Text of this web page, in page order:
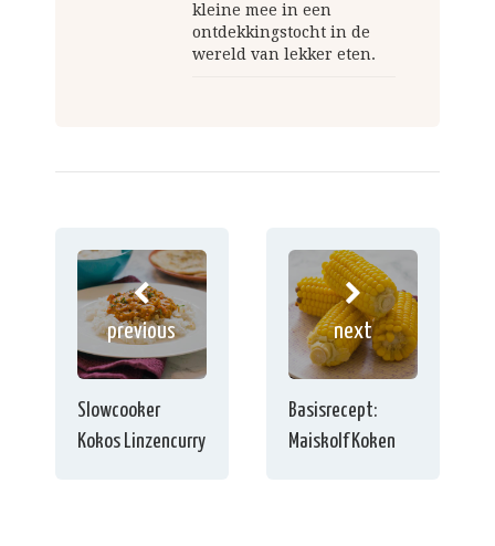
kleine mee in een
ontdekkingstocht in de
wereld van lekker eten.
previous
Slowcooker
Kokos Linzencurry
next
Basisrecept:
Maiskolf Koken